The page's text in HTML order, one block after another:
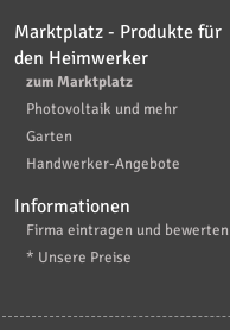
Marktplatz - Produkte für
den Heimwerker
zum Marktplatz
Photovoltaik und mehr
Garten
Handwerker-Angebote
Informationen
Firma eintragen und bewerten
* Unsere Preise